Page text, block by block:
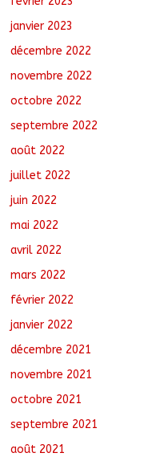
janvier 2023
décembre 2022
novembre 2022
octobre 2022
septembre 2022
août 2022
juillet 2022
juin 2022
mai 2022
avril 2022
mars 2022
février 2022
janvier 2022
décembre 2021
novembre 2021
octobre 2021
septembre 2021
août 2021